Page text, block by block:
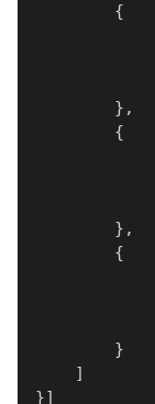
{
} ,
{
} ,
{
}
]
}]